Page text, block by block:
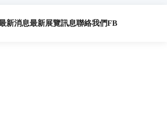
新消息最新展覽訊息聯絡我們FB